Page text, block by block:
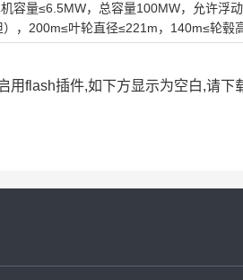
容量≤6.5MW，总容量100MW，允许浮
），200m≤叶轮直径≤221m，140m≤轮
用flash插件,如下方显示为空白,请下